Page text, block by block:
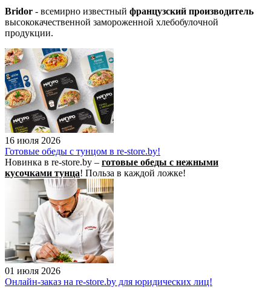
Bridor - всемирно известный французский производитель
высококачественной замороженной хлебобулочной
продукции.
16 июля 2026
Готовые обеды с тунцом в re-store.by!
Новинка в re-store.by – готовые обеды с нежными
кусочками тунца! Польза в каждой ложке!
01 июля 2026
Онлайн-заказ на re-store.by для юридических лиц!